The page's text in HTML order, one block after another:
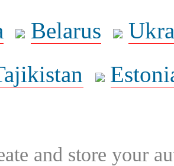
Belarus
and store your